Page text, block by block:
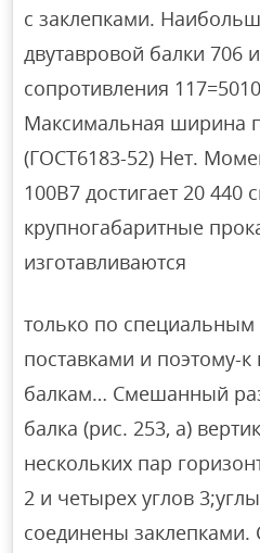
с заклепками.
двутавровой балки 706
сопротивления
Максимальная ширина
(ГОСТ6183-52) Нет.
100В7 достигает 20 440
крупногабаритные
изготавливаются
только по
поставками и поэтому-
балкам… Смешанный
балка (рис. 253, а)
нескольких пар
2 и четырех углов
соединены